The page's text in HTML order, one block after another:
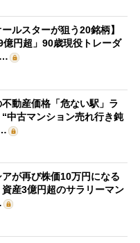
ールスターが狙う20銘柄】
億円超」90歳現役トレーダ
不動産価格「危ない駅」ラ
中古マンション売れ行き鈍
アが再び株価10万円になる
資産3億円超のサラリーマン